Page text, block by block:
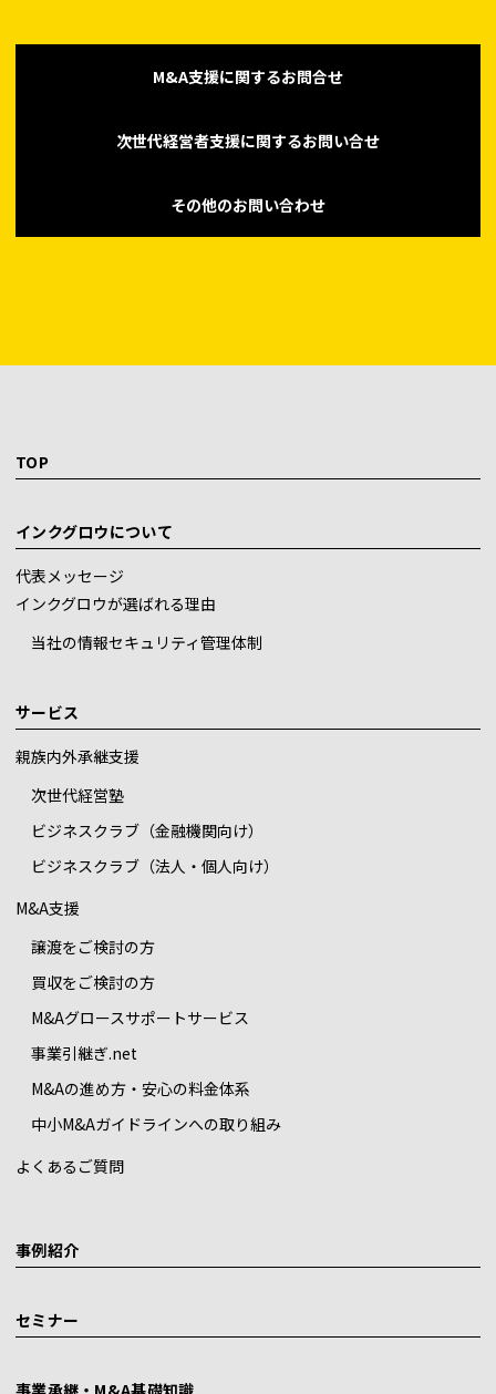
M&A支援に関するお問合せ
次世代経営者支援に関するお問い合せ
その他のお問い合わせ
TOP
インクグロウについて
代表メッセージ
インクグロウが選ばれる理由
当社の情報セキュリティ管理体制
サービス
親族内外承継支援
次世代経営塾
ビジネスクラブ（金融機関向け）
ビジネスクラブ（法人・個人向け）
M&A支援
譲渡をご検討の方
買収をご検討の方
M&Aグロースサポートサービス
事業引継ぎ.net
M&Aの進め方・安心の料金体系
中小M&Aガイドラインへの取り組み
よくあるご質問
事例紹介
セミナー
事業承継・M&A基礎知識